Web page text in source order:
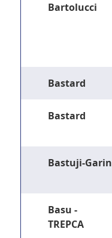
Bartolucci
Bastard
Bastard
Bastuji-Garin
Basu -
TREPCA